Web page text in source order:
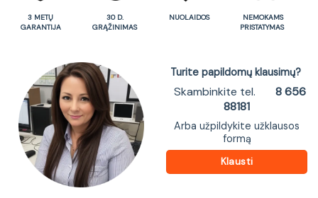
3 METŲ
GARANTIJA
30 D.
GRĄŽINIMAS
NUOLAIDOS
NEMOKAMS
PRISTATYMAS
Turite papildomų klausimų?
Skambinkite tel.
8 656
88181
Arba užpildykite užklausos
formą
Klausti